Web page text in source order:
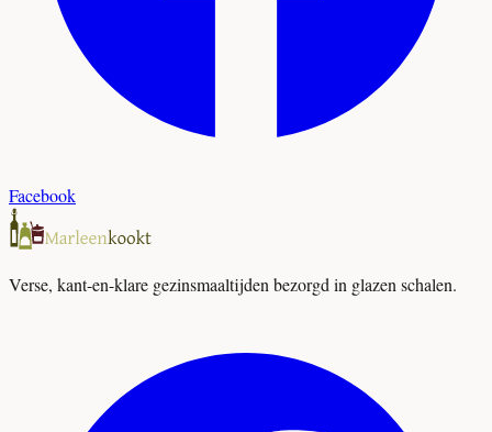
Facebook
Verse, kant-en-klare gezinsmaaltijden bezorgd in glazen schalen.